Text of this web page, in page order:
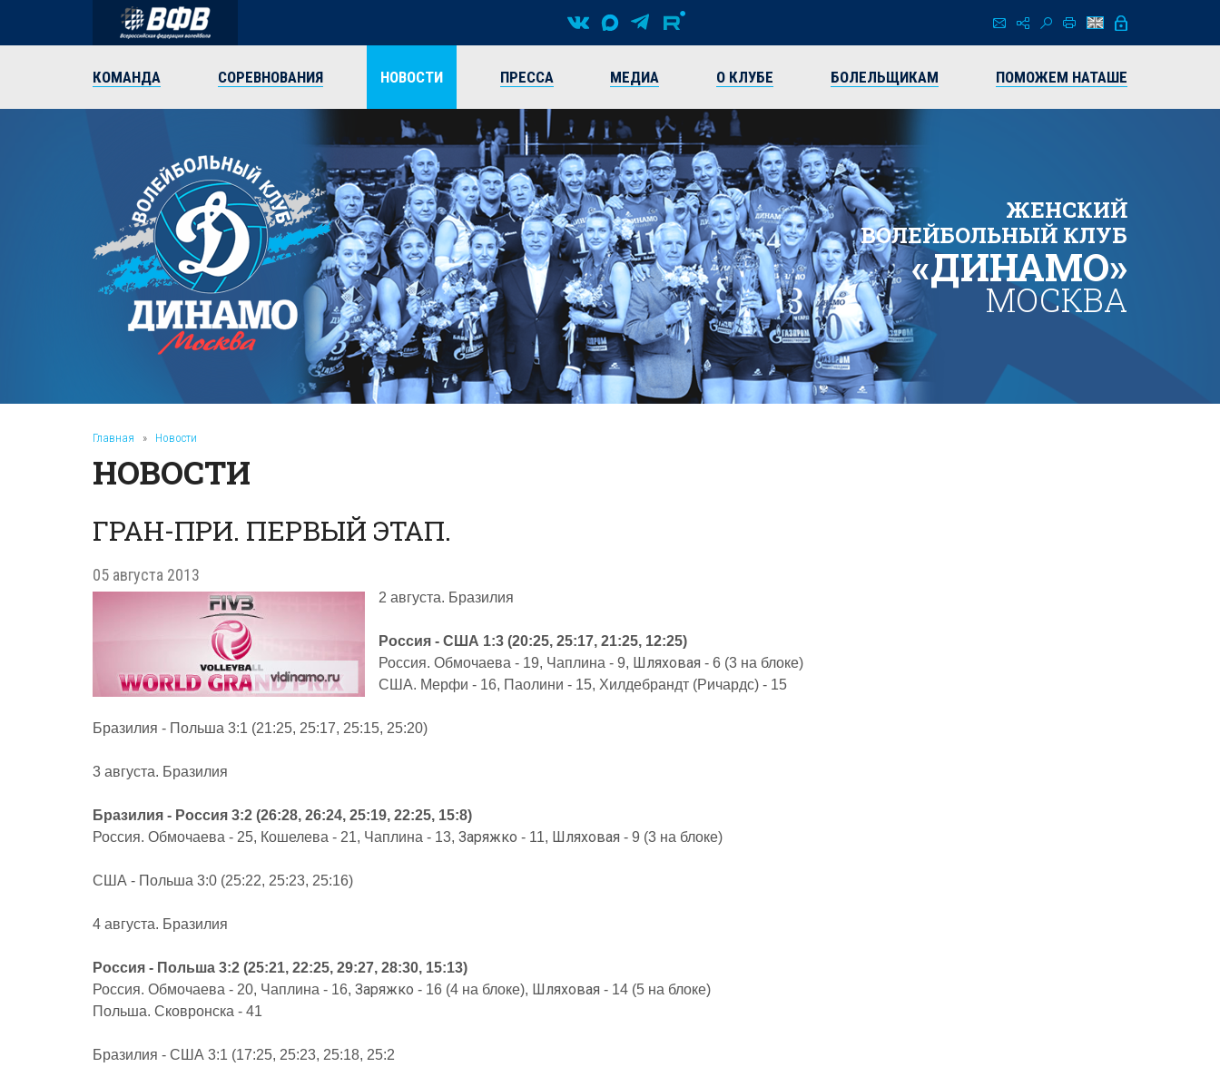
КОМАНДА СОРЕВНОВАНИЯ НОВОСТИ ПРЕССА МЕДИА О КЛУБЕ БОЛЕЛЬЩИКАМ ПОМОЖЕМ НАТАШЕ
ЖЕНСКИЙ
ВОЛЕЙБОЛЬНЫЙ КЛУБ
«ДИНАМО»
МОСКВА
Главная » Новости
НОВОСТИ
ГРАН-ПРИ. ПЕРВЫЙ ЭТАП.
05 августа 2013
2 августа. Бразилия
Россия - США 1:3 (20:25, 25:17, 21:25, 12:25)
Россия. Обмочаева - 19, Чаплина - 9, Шляховая - 6 (3 на блоке)
США. Мерфи - 16, Паолини - 15, Хилдебрандт (Ричардс) - 15
Бразилия - Польша 3:1 (21:25, 25:17, 25:15, 25:20)
3 августа. Бразилия
Бразилия - Россия 3:2 (26:28, 26:24, 25:19, 22:25, 15:8)
Россия. Обмочаева - 25, Кошелева - 21, Чаплина - 13, Заряжко - 11, Шляховая - 9 (3 на блоке)
США - Польша 3:0 (25:22, 25:23, 25:16)
4 августа. Бразилия
Россия - Польша 3:2 (25:21, 22:25, 29:27, 28:30, 15:13)
Россия. Обмочаева - 20, Чаплина - 16, Заряжко - 16 (4 на блоке), Шляховая - 14 (5 на блоке)
Польша. Сковронска - 41
Бразилия - США 3:1 (17:25, 25:23, 25:18, 25:2